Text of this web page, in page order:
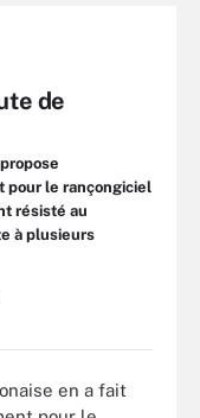
de
le rançongiciel
résisté au
à plusieurs
en a fait